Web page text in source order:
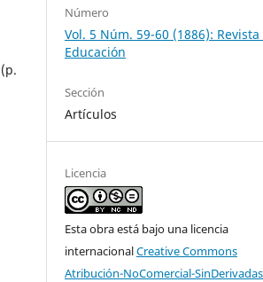
(p.
Número
Vol. 5 Núm. 59-60 (1886):
Educación
Sección
Artículos
Licencia
Esta obra está bajo una licencia
internacionalCreative Commons
Atribución-NoComercial-